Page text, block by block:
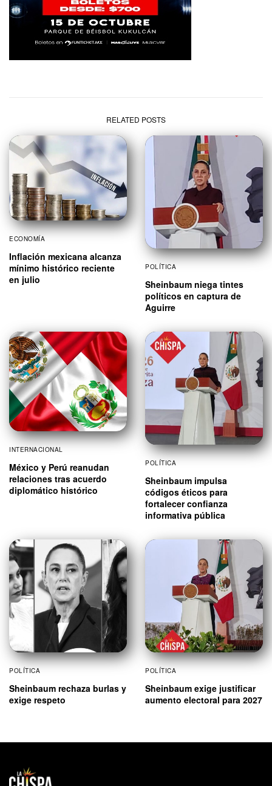
RELATED POSTS
ECONOMÍA
Inflación mexicana alcanza
mínimo histórico reciente
en julio
POLÍTICA
Sheinbaum niega tintes
políticos en captura de
Aguirre
INTERNACIONAL
México y Perú reanudan
relaciones tras acuerdo
diplomático histórico
POLÍTICA
Sheinbaum impulsa
códigos éticos para
fortalecer confianza
informativa pública
POLÍTICA
Sheinbaum rechaza burlas y
exige respeto
POLÍTICA
Sheinbaum exige justificar
aumento electoral para 2027